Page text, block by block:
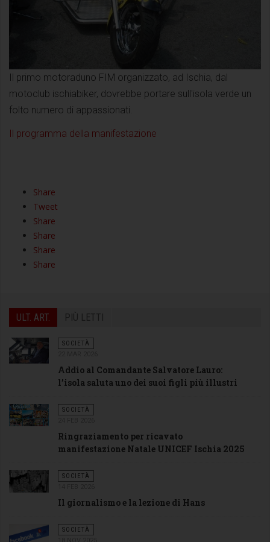
Il primo motoraduno FIM organizzato, ad Ischia, dal
motoclub ischiabiker, dovrebbe portare sull'isola verde un
folto numero di appassionati.
Il programma della manifestazione
Share
Tweet
Share
Share
Share
Share
ULT. ART. PIÙ LETTI
SOCIETÀ
Addio al Comandante Salvatore Lauro:
l’isola saluta uno dei suoi figli più illustri
SOCIETÀ
Ringraziamento per ricavato
manifestazione Natale UNICEF Ischia 2025
SOCIETÀ
Il giornalismo e la lezione di Hans
SOCIETÀ